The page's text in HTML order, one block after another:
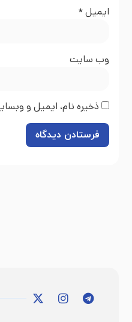
ایمیل*
وب‌ سایت
ذخیره نام، ایمیل و